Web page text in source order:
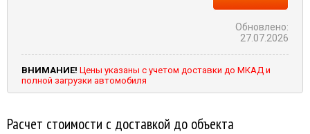
Обновлено:
27.07.2026
ВНИМАНИЕ! Цены указаны с учетом доставки до МКАД и
полной загрузки автомобиля
Расчет стоимости с доставкой до объекта